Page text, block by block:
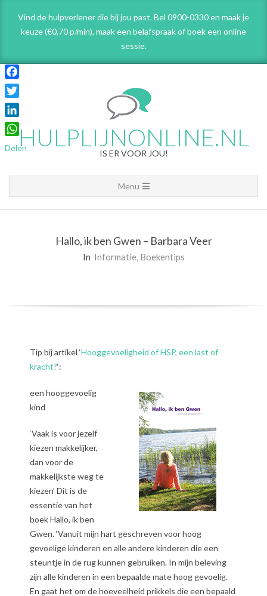
content
Vind de hulpverlener die bij jou past. Bel 0900-0330 en maak je
keuze (€0,70 p/min), maak een belafspraakof boek een online
sessie.
HULPLIJNONLINE.NL
IS ER VOOR JOU!
Navigation
Menu
Menu
Hallo, ik ben Gwen – Barbara Veer
In Informatie, Boekentips
Tip bij artikel ‘Hooggevoeligheid of HSP, een last of
kracht?‘:
een hooggevoelig
kind
‘Vaak is voor jezelf
kiezen makkelijker,
dan voor de
makkelijkste weg te
kiezen’ Dit is de
essentie van het
boek Hallo, ik ben
Gwen. ‘Vanuit mijn hart geschreven voor hoog
gevoelige kinderen en alle andere kinderen die een
steuntje in de rug kunnen gebruiken. In mijn beleving
zijn alle kinderen in een bepaalde mate hoog gevoelig.
En gaat het om de hoeveelheid prikkels die een bepaald
Facebook
Twitter
LinkedIn
WhatsApp
Delen